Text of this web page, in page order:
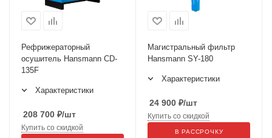
Рефрижераторный
осушитель Hansmann CD-
135F
Характеристики
208 700 ₽/шт
Купить со скидкой
Магистральный фильтр
Hansmann SY-180
Характеристики
24 900 ₽/шт
Купить со скидкой
В РАССРОЧКУ